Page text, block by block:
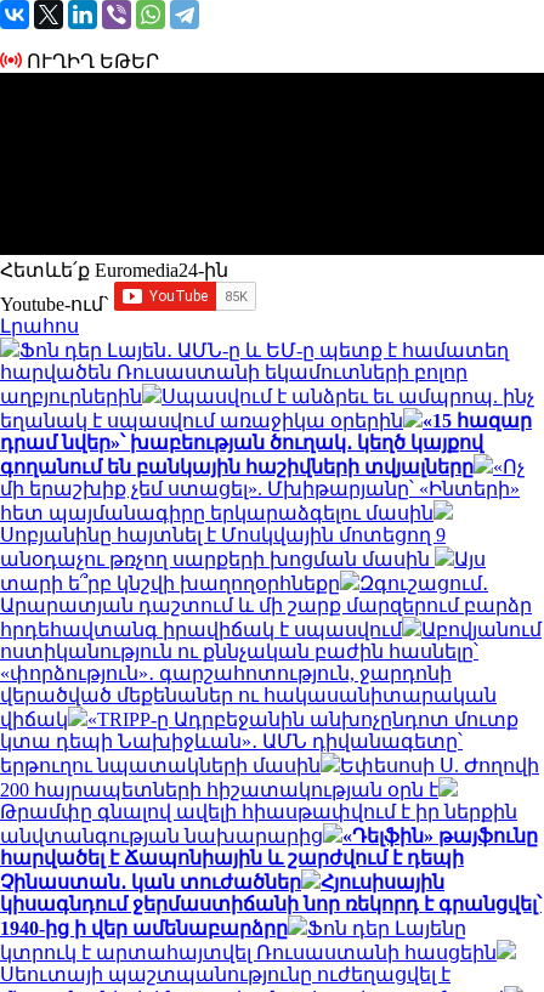
ՈՒՂԻՂ ԵԹԵՐ
Հետևե՛ք Euromedia24-ին
Youtube-ում`
Լրահոս
Ֆոն դեր Լայեն․ ԱՄՆ-ը և ԵՄ-ը պետք է համատեղ
հարվածեն Ռուսաստանի եկամուտների բոլոր
աղբյուրներին
Սպասվում է անձրեւ եւ ամպրոպ. ինչ
եղանակ է սպասվում առաջիկա օրերին
«15 հազար
դրամ նվեր»՝ խաբեության ծուղակ․ կեղծ կայքով
գողանում են բանկային հաշիվների տվյալները
«Ոչ
մի երաշխիք չեմ ստացել». Մխիթարյանը՝ «Ինտերի»
հետ պայմանագիրը երկարաձգելու մասին
Սոբյանինը հայտնել է Մոսկվային մոտեցող 9
անօդաչու թռչող սարքերի խոցման մասին
Այս
տարի ե՞րբ կնշվի խաղողօրհնեքը
Զգուշացում․
Արարատյան դաշտում և մի շարք մարզերում բարձր
հրդեհավտանգ իրավիճակ է սպասվում
Աբովյանում
ոստիկանություն ու քննչական բաժին հասնելը՝
«փորձություն»․ գարշահոտություն, ջարդոնի
վերածված մեքենաներ ու հակասանիտարական
վիճակ
«TRIPP-ը Ադրբեջանին անխոչընդոտ մուտք
կտա դեպի Նախիջևան»․ ԱՄՆ դիվանագետը՝
երթուղու նպատակների մասին
Եփեսոսի Ս. Ժողովի
200 հայրապետների հիշատակության օրն է
Թրամփը գնալով ավելի հիասթափվում է իր ներքին
անվտանգության նախարարից
«Դելֆին» թայֆունը
հարվածել է Ճապոնիային և շարժվում է դեպի
Չինաստան․ կան տուժածներ
Հյուսիսային
կիսագնդում ջերմաստիճանի նոր ռեկորդ է գրանցվել՝
1940-ից ի վեր ամենաբարձրը
Ֆոն դեր Լայենը
կտրուկ է արտահայտվել Ռուսաստանի հասցեին
Սեուտայի ​​պաշտպանությունը ուժեղացվել է